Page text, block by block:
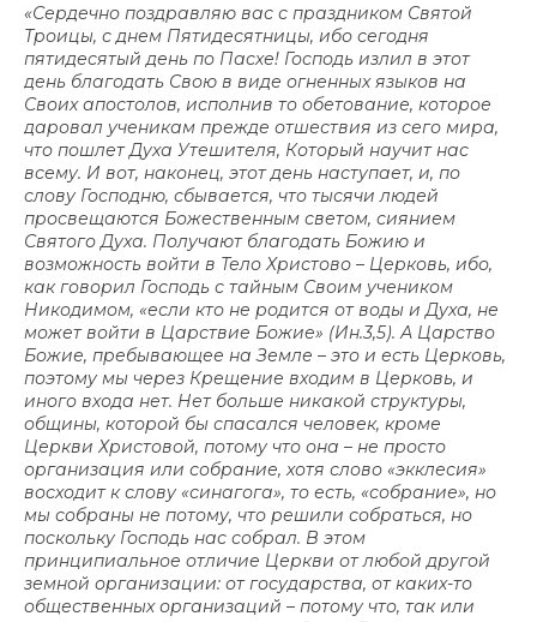
«Сердечно поздравляю вас с праздником Святой
Троицы, с днем Пятидесятницы, ибо сегодня
пятидесятый день по Пасхе! Господь излил в этот
день благодать Свою в виде огненных языков на
Своих апостолов, исполнив то обетование, которое
даровал ученикам прежде отшествия из сего мира,
что пошлет Духа Утешителя, Который научит нас
всему. И вот, наконец, этот день наступает, и, по
слову Господню, сбывается, что тысячи людей
просвещаются Божественным светом, сиянием
Святого Духа. Получают благодать Божию и
возможность войти в Тело Христово – Церковь, ибо,
как говорил Господь с тайным Своим учеником
Никодимом, «если кто не родится от воды и Духа, не
может войти в Царствие Божие» (Ин.3,5). А Царство
Божие, пребывающее на Земле – это и есть Церковь,
поэтому мы через Крещение входим в Церковь, и
иного входа нет. Нет больше никакой структуры,
общины, которой бы спасался человек, кроме
Церкви Христовой, потому что она – не просто
организация или собрание, хотя слово «экклесия»
восходит к слову «синагога», то есть, «собрание», но
мы собраны не потому, что решили собраться, но
поскольку Господь нас собрал. В этом
принципиальное отличие Церкви от любой другой
земной организации: от государства, от каких-то
общественных организаций – потому что, так или